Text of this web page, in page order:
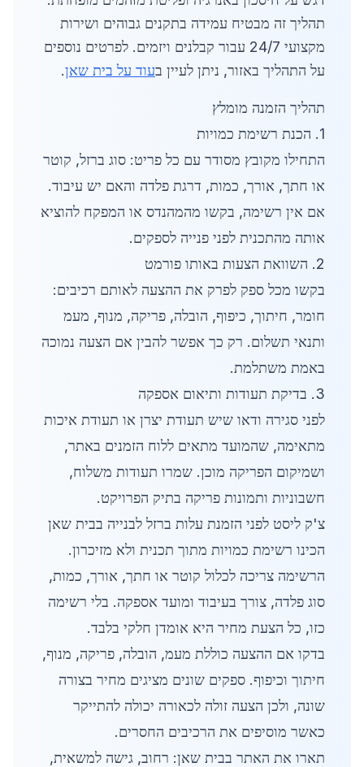
תהליך זה מבטיח עמידה בתקנים גבוהים ושירות
מקצועי 24/7 עבור קבלנים ויזמים. לפרטים נוספים
על התהליך באזור, ניתן לעיין בעוד על בית שאן.
תהליך הזמנה מומלץ
1. הכנת רשימת כמויות
התחילו מקובץ מסודר עם כל פריט: סוג ברזל, קוטר
או חתך, אורך, כמות, דרגת פלדה והאם יש עיבוד.
אם אין רשימה, בקשו מהמהנדס או המפקח להוציא
אותה מהתכנית לפני פנייה לספקים.
2. השוואת הצעות באותו פורמט
בקשו מכל ספק לפרק את ההצעה לאותם רכיבים:
חומר, חיתוך, כיפוף, הובלה, פריקה, מנוף, מעמ
ותנאי תשלום. רק כך אפשר להבין אם הצעה נמוכה
באמת משתלמת.
3. בדיקת תעודות ותיאום אספקה
לפני סגירה ודאו שיש תעודת יצרן או תעודת איכות
מתאימה, שהמועד מתאים ללוח הזמנים באתר,
ושמיקום הפריקה מוכן. שמרו תעודות משלוח,
חשבוניות ותמונות פריקה בתיק הפרויקט.
צ'ק ליסט לפני הזמנת עלות ברזל לבנייה בבית שאן
הכינו רשימת כמויות מתוך תכנית ולא מזיכרון.
הרשימה צריכה לכלול קוטר או חתך, אורך, כמות,
סוג פלדה, צורך בעיבוד ומועד אספקה. בלי רשימה
כזו, כל הצעת מחיר היא אומדן חלקי בלבד.
בדקו אם ההצעה כוללת מעמ, הובלה, פריקה, מנוף,
חיתוך וכיפוף. ספקים שונים מציגים מחיר בצורה
שונה, ולכן הצעה זולה לכאורה יכולה להתייקר
כאשר מוסיפים את הרכיבים החסרים.
תארו את האתר בבית שאן: רחוב, גישה למשאית,